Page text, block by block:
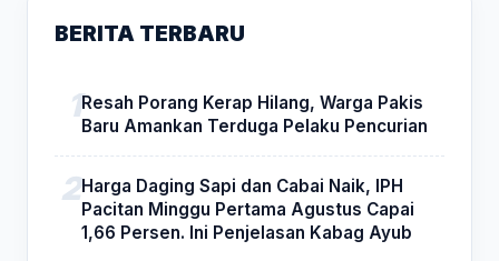
BERITA TERBARU
Resah Porang Kerap Hilang, Warga Pakis
Baru Amankan Terduga Pelaku Pencurian
Harga Daging Sapi dan Cabai Naik, IPH
Pacitan Minggu Pertama Agustus Capai
1,66 Persen. Ini Penjelasan Kabag Ayub